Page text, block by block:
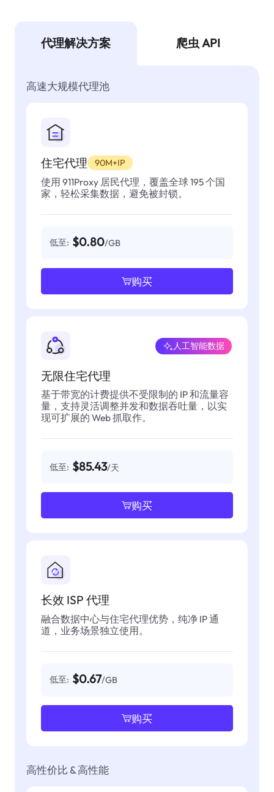
代理解决方案 爬虫 API
高速大规模代理池
住宅代理 90M+IP
使用 911Proxy 居民代理，覆盖全球 195 个国
家，轻松采集数据，避免被封锁。
低至: $0.80/GB
购买
无限住宅代理
人工智能数据
基于带宽的计费提供不受限制的 IP 和流量容
量，支持灵活调整并发和数据吞吐量，以实
现可扩展的 Web 抓取作。
低至: $85.43/天
购买
长效 ISP 代理
融合数据中心与住宅代理优势，纯净 IP 通
道，业务场景独立使用。
低至: $0.67/GB
购买
高性价比 & 高性能